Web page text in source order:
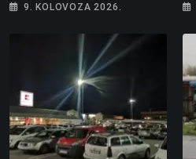
9. KOLOVOZA 2026.